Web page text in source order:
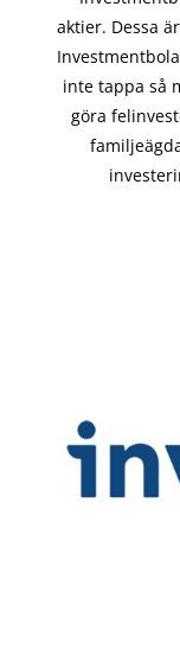
aktier. Dessa
inte tappa så
göra